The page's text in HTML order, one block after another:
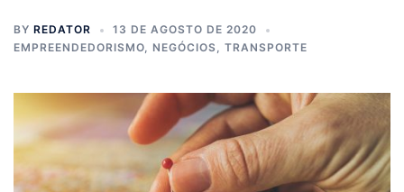
BY REDATOR
13 DE AGOSTO DE 2020
EMPREENDEDORISMO, NEGÓCIOS, TRANSPORTE